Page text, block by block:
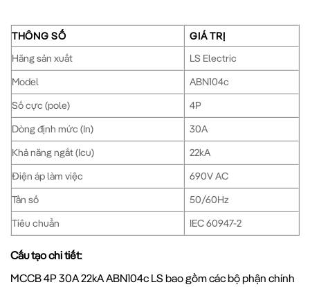
THÔNG SỐ
GIÁ TRỊ
Hãng sản xuất
LS Electric
Model
ABN104c
Số cực (pole)
4P
Dòng định mức (In)
30A
Khả năng ngắt (Icu)
22kA
Điện áp làm việc
690V AC
Tần số
50/60Hz
Tiêu chuẩn
IEC 60947-2
Cấu tạo chi tiết:
MCCB 4P 30A 22kA ABN104c LS bao gồm các bộ phận chính